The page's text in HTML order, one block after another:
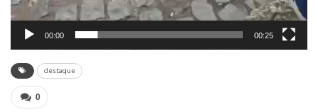
00:00 00:25
destaque
0